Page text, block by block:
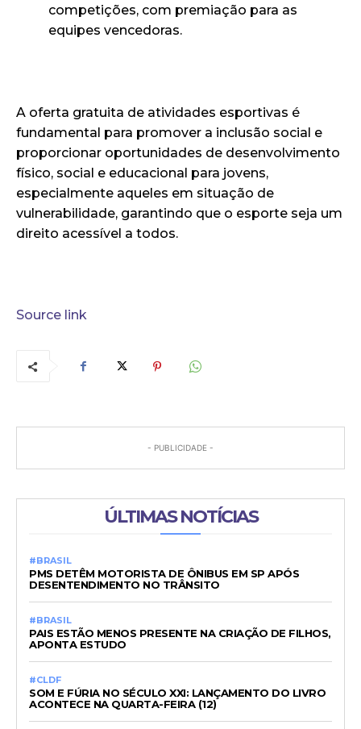
competições, com premiação para as
equipes vencedoras.
A oferta gratuita de atividades esportivas é
fundamental para promover a inclusão social e
proporcionar oportunidades de desenvolvimento
físico, social e educacional para jovens,
especialmente aqueles em situação de
vulnerabilidade, garantindo que o esporte seja um
direito acessível a todos.
Source link
- PUBLICIDADE -
ÚLTIMAS NOTÍCIAS
#BRASIL
PMS DETÊM MOTORISTA DE ÔNIBUS EM SP APÓS
DESENTENDIMENTO NO TRÂNSITO
#BRASIL
PAIS ESTÃO MENOS PRESENTE NA CRIAÇÃO DE FILHOS,
APONTA ESTUDO
#CLDF
SOM E FÚRIA NO SÉCULO XXI: LANÇAMENTO DO LIVRO
ACONTECE NA QUARTA-FEIRA (12)